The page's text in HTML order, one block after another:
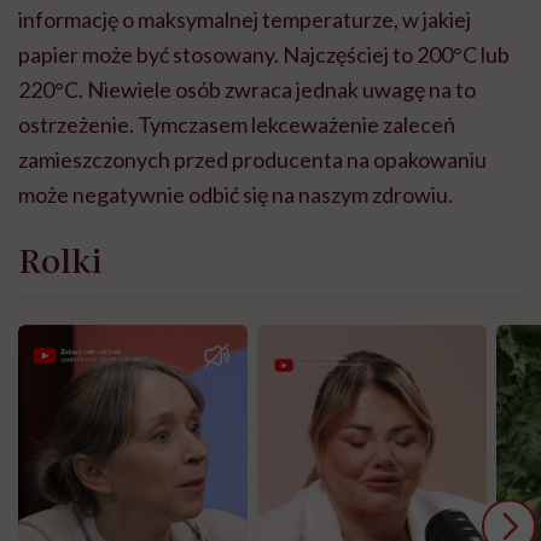
informację o maksymalnej temperaturze, w jakiej
papier może być stosowany. Najczęściej to 200°C lub
220°C. Niewiele osób zwraca jednak uwagę na to
ostrzeżenie. Tymczasem lekceważenie zaleceń
zamieszczonych przed producenta na opakowaniu
może negatywnie odbić się na naszym zdrowiu.
Rolki